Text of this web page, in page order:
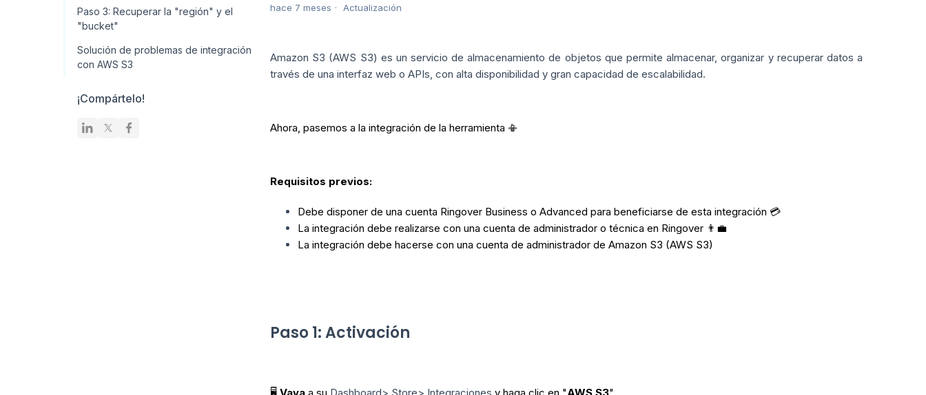
Paso 3: Recuperar la "región" y el
"bucket"
Solución de problemas de integración
con AWS S3
¡Compártelo!
hace 7 meses Actualización
Amazon S3 (AWS S3) es un servicio de almacenamiento de objetos que permite almacenar, organizar y recuperar datos a
través de una interfaz web o APIs, con alta disponibilidad y gran capacidad de escalabilidad.
Ahora, pasemos a la integración de la herramienta 📳
Requisitos previos:
Debe disponer de una cuenta Ringover Business o Advanced para beneficiarse de esta integración 💳
La integración debe realizarse con una cuenta de administrador o técnica en Ringover 👨‍💼
La integración debe hacerse con una cuenta de administrador de Amazon S3 (AWS S3)
Paso 1: Activación
🖥️ Vaya a su Dashboard> Store> Integraciones y haga clic en "AWS S3".